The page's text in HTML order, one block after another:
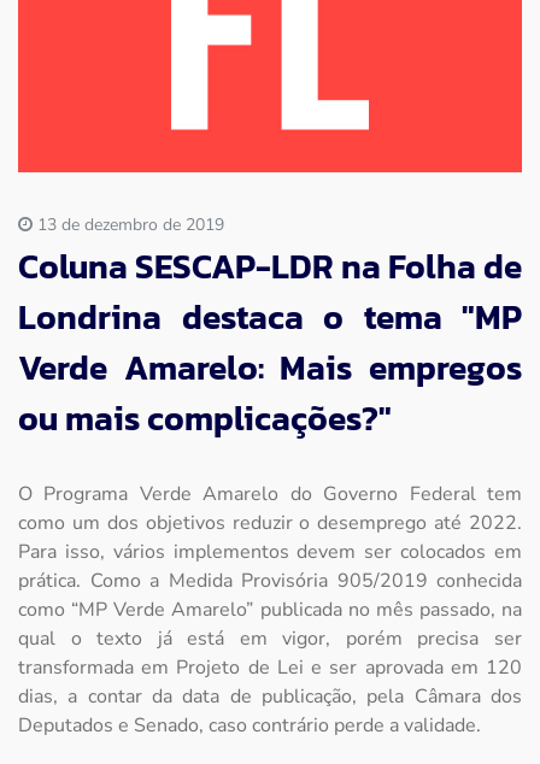
13 de dezembro de 2019
Coluna SESCAP-LDR na Folha de
Londrina destaca o tema "MP
Verde Amarelo: Mais empregos
ou mais complicações?"
O Programa Verde Amarelo do Governo Federal tem
como um dos objetivos reduzir o desemprego até 2022.
Para isso, vários implementos devem ser colocados em
prática. Como a Medida Provisória 905/2019 conhecida
como “MP Verde Amarelo” publicada no mês passado, na
qual o texto já está em vigor, porém precisa ser
transformada em Projeto de Lei e ser aprovada em 120
dias, a contar da data de publicação, pela Câmara dos
Deputados e Senado, caso contrário perde a validade.